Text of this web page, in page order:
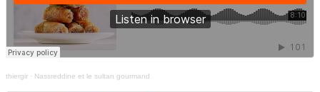
thiergir · Nassreddine et le sultan gourmand